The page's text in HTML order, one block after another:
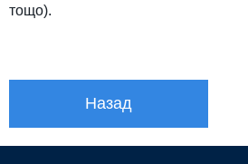
тощо).
Назад